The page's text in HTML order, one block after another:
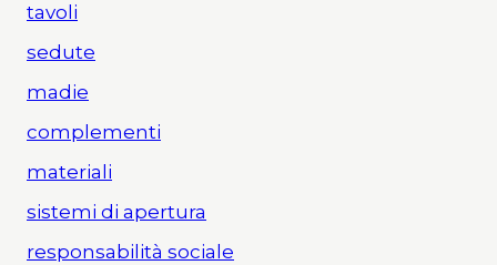
tavoli
sedute
madie
complementi
materiali
sistemi di apertura
responsabilità sociale